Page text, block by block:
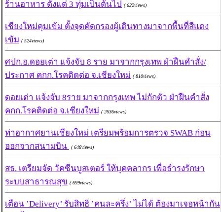
ร้านอาหาร ตั้งแต่ 3 ทุ่มเป็นต้นไป ( 622views)
เชียงใหม่คุมเข้ม ตั้งจุดคัดกรองผู้เดินทางมาจากพื้นที่สีแดง
เข้ม ( 524views)
ศปก.อ.ดอยเต่า แจ้งจับ 8 ราย มาจากกรุงเทพ ฝ่าฝืนคำสั่ง/
ประกาศ คกก.โรคติดต่อ จ.เชียงใหม่ ( 810views)
ดอยเต่า แจ้งจับ 8ราย มาจากกรุงเทพ ไม่กักตัว ฝ่าฝืนคำสั่ง
คกก.โรคติดต่อ จ.เชียงใหม่ ( 2636views)
ท่าอากาศยานเชียงใหม่ เตรียมพร้อมการตรวจ SWAB ก่อน
ออกจากสนามบิน
( 648views)
สธ. เตรียมจัด วัคซีนบูสเตอร์ ให้บุคคลากร เพื่อธำรงรักษา
ระบบสาธารณสุข ( 699views)
เตือน ’Delivery’ รับสิทธิ ’คนละครึ่ง’ ไม่ได้ ต้องมาเจอหน้ากัน